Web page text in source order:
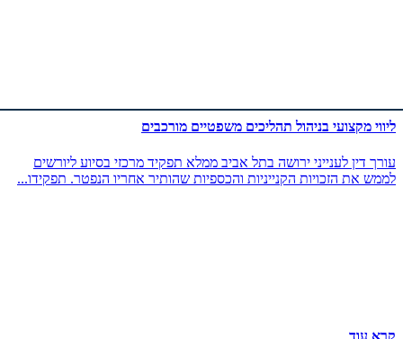
ליווי מקצועי בניהול תהליכים משפטיים מורכבים
עורך דין לענייני ירושה בתל אביב ממלא תפקיד מרכזי בסיוע ליורשים
לממש את הזכויות הקנייניות והכספיות שהותיר אחריו הנפטר. תפקידו...
קרא עוד